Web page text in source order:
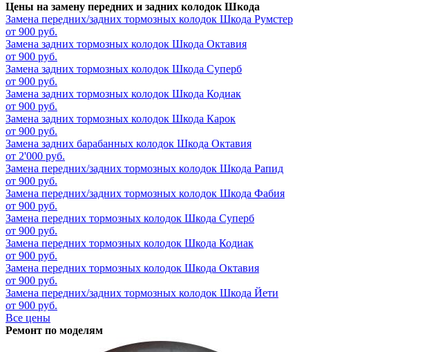
Цены на замену передних и задних колодок Шкода
Замена передних/задних тормозных колодок Шкода Румстер
от 900 руб.
Замена задних тормозных колодок Шкода Октавия
от 900 руб.
Замена задних тормозных колодок Шкода Суперб
от 900 руб.
Замена задних тормозных колодок Шкода Кодиак
от 900 руб.
Замена задних тормозных колодок Шкода Карок
от 900 руб.
Замена задних барабанных колодок Шкода Октавия
от 2'000 руб.
Замена передних/задних тормозных колодок Шкода Рапид
от 900 руб.
Замена передних/задних тормозных колодок Шкода Фабия
от 900 руб.
Замена передних тормозных колодок Шкода Суперб
от 900 руб.
Замена передних тормозных колодок Шкода Кодиак
от 900 руб.
Замена передних тормозных колодок Шкода Октавия
от 900 руб.
Замена передних/задних тормозных колодок Шкода Йети
от 900 руб.
Все цены
Ремонт по моделям